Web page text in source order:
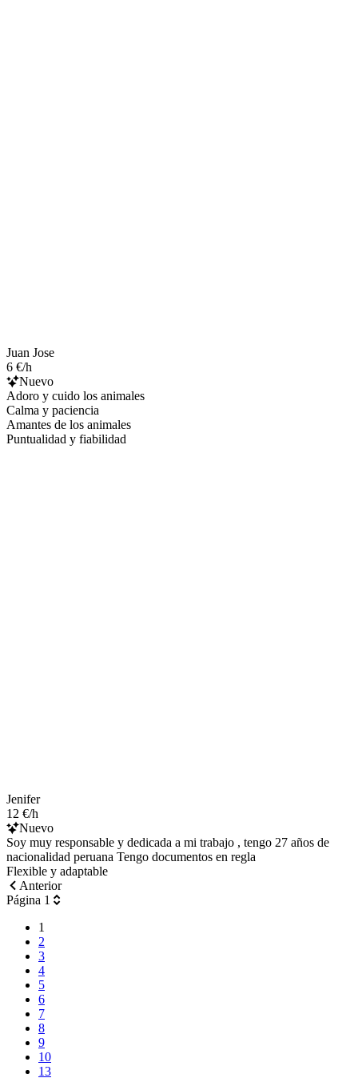
Juan Jose
6 €/h
Nuevo
Adoro y cuido los animales
Calma y paciencia
Amantes de los animales
Puntualidad y fiabilidad
Jenifer
12 €/h
Nuevo
Soy muy responsable y dedicada a mi trabajo , tengo 27 años de
nacionalidad peruana Tengo documentos en regla
Flexible y adaptable
Anterior
Página 1
1
2
3
4
5
6
7
8
9
10
13